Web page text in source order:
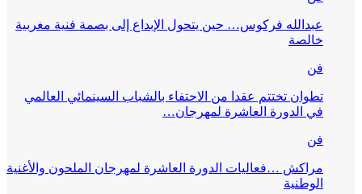
عبدالله فركوس… حين يتحول الإبداع إلى بصمة فنية مغربية
خالصة
فن
تطوان تختتم عقدا من الاحتفاء بالشباب السينمائي العالمي
في الدورة العاشرة لمهرجان…
فن
مراكش …فعاليات الدورة العاشرة لمهرجان الملحون والأغنية
الوطنية